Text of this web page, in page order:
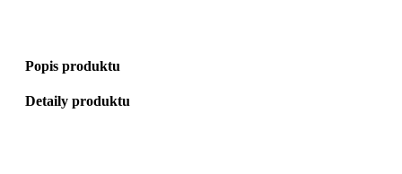
Popis produktu
Detaily produktu